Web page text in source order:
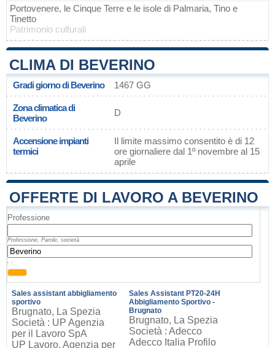
Portovenere, le Cinque Terre e le isole di Palmaria, Tino e
Tinetto
Patrimonio culturali
CLIMA DI BEVERINO
Gradi giorno di Beverino 1467 GG
Zona climatica di
Beverino
D
Accensione impianti
termici
Il limite massimo consentito è di 12
ore giornaliere dal 1º novembre al 15
aprile
OFFERTE DI LAVORO A BEVERINO
Professione
Professione, Parole, società
, ,
Sales assistant abbigliamento
sportivo
Brugnato, La Spezia
Società : UP Agenzia
per il Lavoro SpA
UP Lavoro, Agenzia per
Sales Assistant PT20-24H
Abbigliamento Sportivo -
Brugnato
Brugnato, La Spezia
Società : Adecco
Adecco Italia Profilo